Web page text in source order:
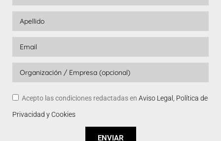
Acepto las condiciones redactadas en Aviso Legal, Política de
Privacidad y Cookies
ENVIAR